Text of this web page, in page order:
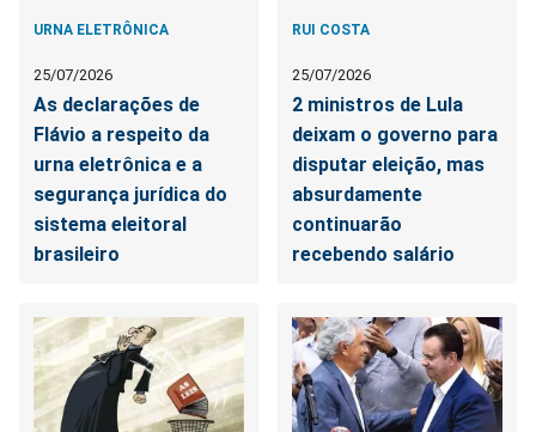
URNA ELETRÔNICA
25/07/2026
As declarações de
Flávio a respeito da
urna eletrônica e a
segurança jurídica do
sistema eleitoral
brasileiro
RUI COSTA
25/07/2026
2 ministros de Lula
deixam o governo para
disputar eleição, mas
absurdamente
continuarão
recebendo salário